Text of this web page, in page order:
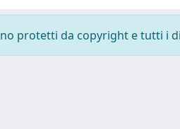
protetti da copyright e tutti i